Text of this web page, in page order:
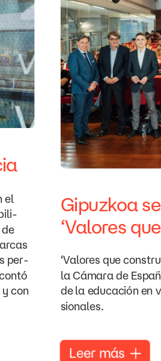
el
de
per-
y con
Gipuzkoa se
‘Valores que
Leer más
‘Valores que
la Cámara de
de la educación en
sionales.